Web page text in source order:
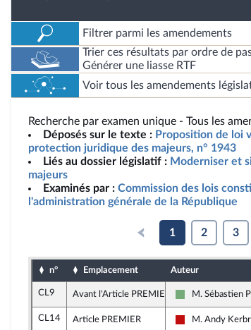
Filtrer parmi les amendements
Trier ces résultats par ordre de
Générer une liasse RTF
Voir tous les amendements
Recherche par examen unique - Tous les
Déposés sur le texte : Proposition de loi
protection juridique des majeurs, n° 1943
Liés au dossier législatif : Moderniser et
majeurs
Examinés par : Commission des lois
l'administration générale de la République
1 2 3
n° Emplacement Auteur
CL9 Avant l'Article PREMIER
Écologiste et
M. Sébastien
CL14 Article PREMIER
La France
M. Andy